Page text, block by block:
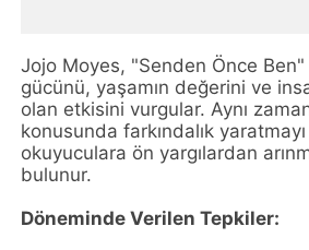
Jojo Moyes, "Senden Önce Ben"
gücünü, yaşamın değerini ve
olan etkisini vurgular. Aynı
konusunda farkındalık
okuyuculara ön yargılardan
bulunur.
Döneminde Verilen Tepkiler: